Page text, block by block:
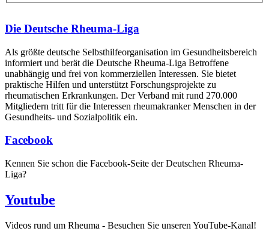
Die Deutsche Rheuma-Liga
Als größte deutsche Selbsthilfe­organisation im Gesundheitsbereich
informiert und berät die Deutsche Rheuma-Liga Betroffene
unabhängig und frei von kommerziellen Interessen. Sie bietet
praktische Hilfen und unterstützt Forschungsprojekte zu
rheumatischen Erkrankungen. Der Verband mit rund 270.000
Mitgliedern tritt für die Interessen rheumakranker Menschen in der
Gesundheits- und Sozialpolitik ein.
Facebook
Kennen Sie schon die Facebook-Seite der Deutschen Rheuma-
Liga?
Youtube
Videos rund um Rheuma - Besuchen Sie unseren YouTube-Kanal!